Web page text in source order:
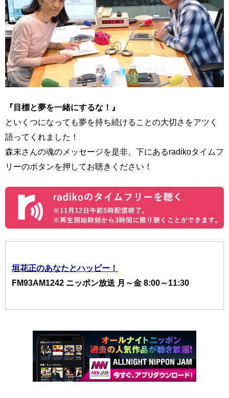
『目標と夢を一緒にするな！』
といくつになっても夢を持ち続けることの大切さをアツく
語ってくれました！
森末さんの魂のメッセージを是非、下にあるradikoタイムフ
リーのボタンを押してお聴きください！
垣花正のあなたとハッピー！
FM93AM1242 ニッポン放送 月～金 8:00～11:30